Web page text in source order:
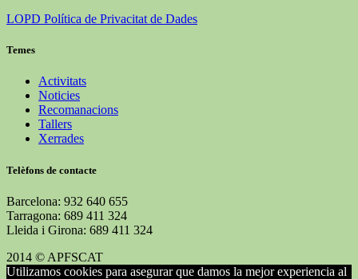
LOPD Política de Privacitat de Dades
Temes
Activitats
Noticies
Recomanacions
Tallers
Xerrades
Telèfons de contacte
Barcelona: 932 640 655
Tarragona: 689 411 324
Lleida i Girona: 689 411 324
2014 © APFSCAT
Utilizamos cookies para asegurar que damos la mejor experiencia al